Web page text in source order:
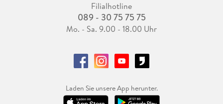
Filialhotline
089 - 30 75 75 75
Mo. - Sa. 9.00 - 18.00 Uhr
Laden Sie unsere App herunter.